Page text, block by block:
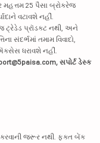
મહત્તમ 25 પૈસા બ્રોકરેજ
વટાવશે નહીં.
પ્રૉડક્ટ નથી, અને
સંદર્ભમાં તમામ વિવાદો,
ધરાવશે નહીં.
સપોર્ટ ડેસ્ક
કરવાની જરૂર નથી. ફક્ત બેંક